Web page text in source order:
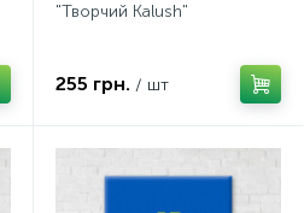
"Творчий Kalush"
255 грн. / шт